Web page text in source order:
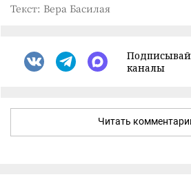
Текст: Вера Басилая
каналы
Читать